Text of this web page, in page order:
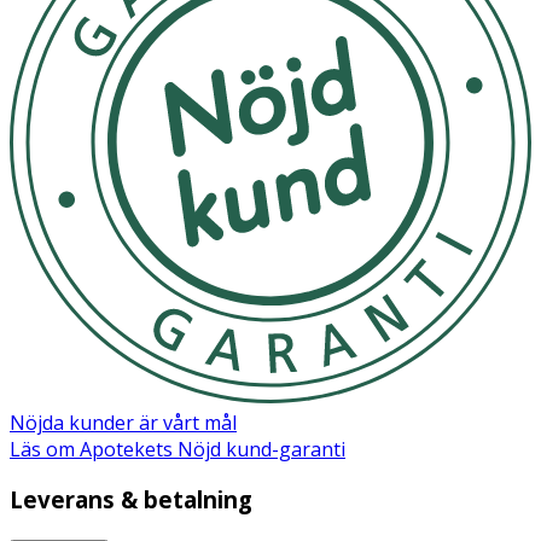
- Rekommenderad dagsdos ska inte överskridas.
- Kosttillskott ersätter inte en varierad kost.
- Förvaras i rumstemperatur och utom räckhåll för små
barn.
INNEHÅLLSDEKLARATION %DRI*
D3-vitamin 62,5 µg 1 250*
* Dagligt referensintag. ** DRI ej fastställd
Nöjda kunder är vårt mål
Läs om Apotekets Nöjd kund-garanti
Leverans & betalning